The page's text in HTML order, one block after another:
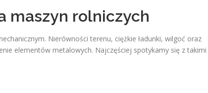
maszyn rolniczych
Nierówności terenu, ciężkie ładunki, wilgoć oraz
elementów metalowych. Najczęściej spotykamy się z takimi